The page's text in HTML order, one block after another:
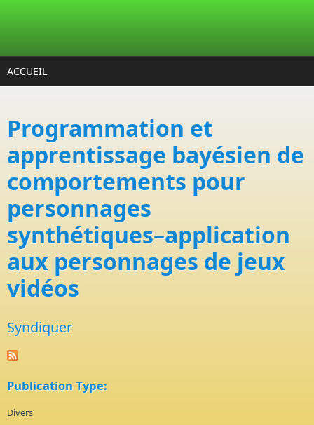
ACCUEIL
Programmation et
apprentissage bayésien de
comportements pour
personnages
synthétiques–application
aux personnages de jeux
vidéos
Syndiquer
Publication Type:
Divers